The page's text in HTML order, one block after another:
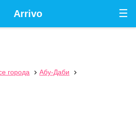
☰
Arrivo
города  Абу-Даби
